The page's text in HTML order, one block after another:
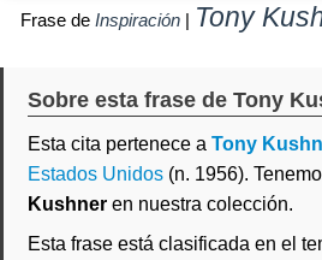
Frase de Inspiración | Tony
Sobre esta frase de Tony
Esta cita pertenece a Tony
Estados Unidos (n. 1956).
Kushner en nuestra colección.
Esta frase está clasificada en el